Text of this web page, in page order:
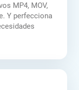
MP4, MOV,
Y perfecciona